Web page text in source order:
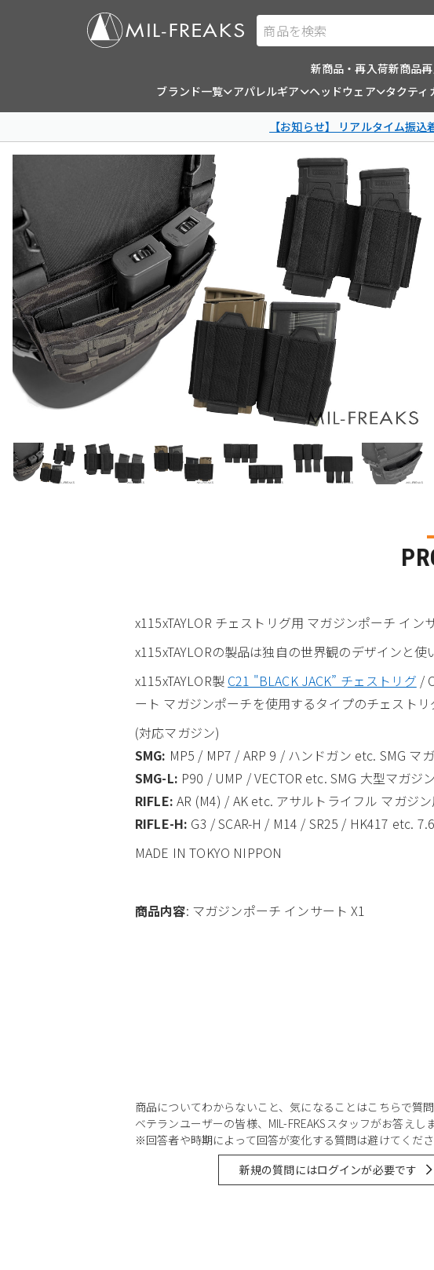
商品を検索
新商品・再入荷新商品
ブランド一覧
アパレルギア ヘッドウェア タクティ
【お知らせ】 リアルタイム振
x115xTAYLOR チェストリグ用 マガジンポーチ イン
x115xTAYLORの製品は独自の世界観のデザインと
x115xTAYLOR製 C21 "BLACK JACK” チェストリグ /
ート マガジンポーチを使用するタイプのチェストリ
(対応マガジン)
SMG: MP5 / MP7 / ARP 9 / ハンドガン etc. SMG マ
SMG-L: P90 / UMP / VECTOR etc. SMG 大型マガジ
RIFLE: AR (M4) / AK etc. アサルトライフル マガジ
RIFLE-H: G3 / SCAR-H / M14 / SR25 / HK417 etc.
MADE IN TOKYO NIPPON
商品内容: マガジンポーチ インサート X1
商品についてわからないこと、気になることはこちらで質問
ベテランユーザーの皆様、MIL-FREAKSスタッフがお答えし
※回答者や時期によって回答が変化する質問は避けてくださ
新規の質問にはログインが必要です